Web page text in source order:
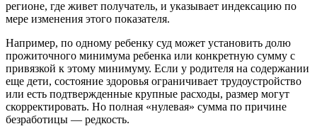
регионе, где живет получатель, и указывает индексацию по
мере изменения этого показателя.
Например, по одному ребенку суд может установить долю
прожиточного минимума ребенка или конкретную сумму с
привязкой к этому минимуму. Если у родителя на содержании
еще дети, состояние здоровья ограничивает трудоустройство
или есть подтвержденные крупные расходы, размер могут
скорректировать. Но полная «нулевая» сумма по причине
безработицы — редкость.